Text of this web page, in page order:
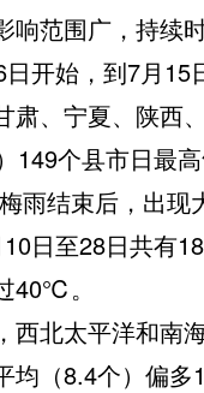
范围广，持续
开始，到7月15
肃、宁夏、陕西
149个县市日最
雨结束后，出现
日至28日共有
40℃。
北太平洋和南
均（8.4个）偏多